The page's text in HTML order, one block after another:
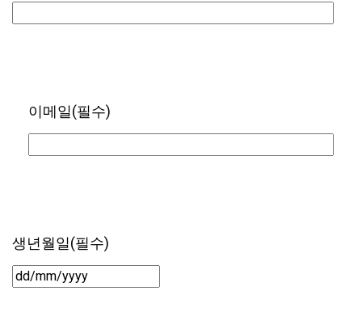
이메일(필수)
생년월일(필수)
DD/MM/YYYY